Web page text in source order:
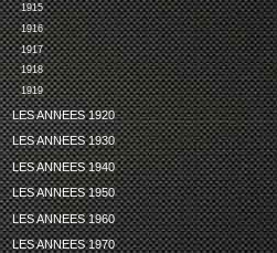
1915
1916
1917
1918
1919
LES ANNEES 1920
LES ANNEES 1930
LES ANNEES 1940
LES ANNEES 1950
LES ANNEES 1960
LES ANNEES 1970